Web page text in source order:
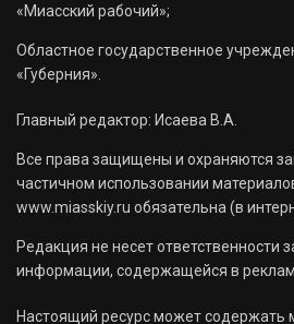
«Миасский рабочий»;
Областное государственное
«Губерния».
Главный редактор: Исаева В.А.
Все права защищены и охраняются
частичном использовании
www.miasskiy.ru обязательна (в
Редакция не несет ответственности
информации, содержащейся в
Настоящий ресурс может содержать